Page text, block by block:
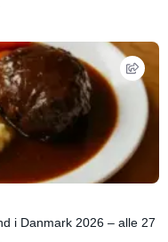
i Danmark 2026 – alle 27